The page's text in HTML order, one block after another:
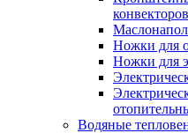
конвекторов
Ножки для
Ножки для
Водяные